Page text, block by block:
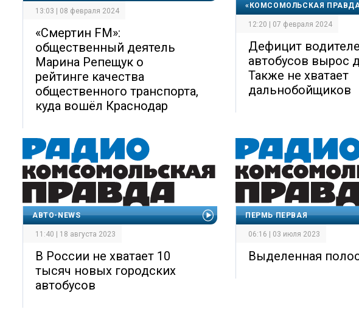
13:03 | 08 февраля 2024
«Смертин FM»:
общественный деятель
Марина Репещук о
рейтинге качества
общественного транспорта,
куда вошёл Краснодар
«КОМСОМОЛЬСКАЯ
12:20 | 07 февраля 2024
Дефицит
автобусов вырос
Также не хватает
дальнобойщиков
АВТО-NEWS
11:40 | 18 августа 2023
В России не хватает 10
тысяч новых городских
автобусов
ПЕРМЬ ПЕРВАЯ
06:16 | 03 июля 2023
Выделенная